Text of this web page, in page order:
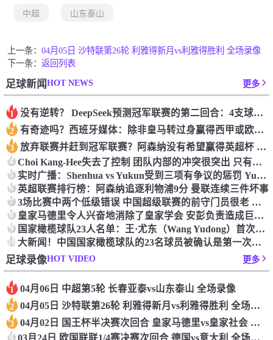
中超 山东泰山
上一条： 04月05日 沙特联第26轮 利雅得新月vs利雅得胜利 全场录像
下一条： 返回列表
足球新闻HOT NEWS 更多
1 没有逆转？ DeepSeek预测冠军联赛的第二回合：4支球队在第一回合中获胜 枪手输了
2 有奇迹吗？西班牙媒体：除非皇马转过身赢得西甲或欧洲冠军
3 放弃联赛并赶到冠军联赛？阿森纳没有希望赢得英超杯 赢得欧洲冠军的可能性
4 Choi Kang-Hee失去了控制 团队内部的冲突很突出 只有一个人可以从水火中拯救崔孔
5 实时广播：Shenhua vs Yukun受到三项有争议的惩罚 Yukun将向中国足球联合会提出投诉
6 英超联赛排行榜：阿森纳追逐利物浦9分 曼联连续三件坏事
7 3场比赛中两个低级错误 中国超级联赛的前守门员很老 是时候让位了 最好的继任者出现
8 皇家马德里令人兴奋地消除了皇家学会 安彭负责造成巨大的灾难！
9 国家橄榄球队23人名单：王·尤东（Wang Yudong）首次被选为第11名 塞吉尼奥（Serginho）在名单上
10 大新闻！中国国家橄榄球队的23名球员被确认是第一次进入阵容
足球录像HOT VIDEO 更多
1 04月06日 中超第5轮 长春亚泰vs山东泰山 全场录像
2 04月05日 沙特联第26轮 利雅得新月vs利雅得胜利 全场录像
3 04月02日 国王杯半决赛次回合 皇家马德里vs皇家社会 全场录像
4 03月24日 欧国联联1/4赛决赛次回合 德国vs意大利 全场录像回放